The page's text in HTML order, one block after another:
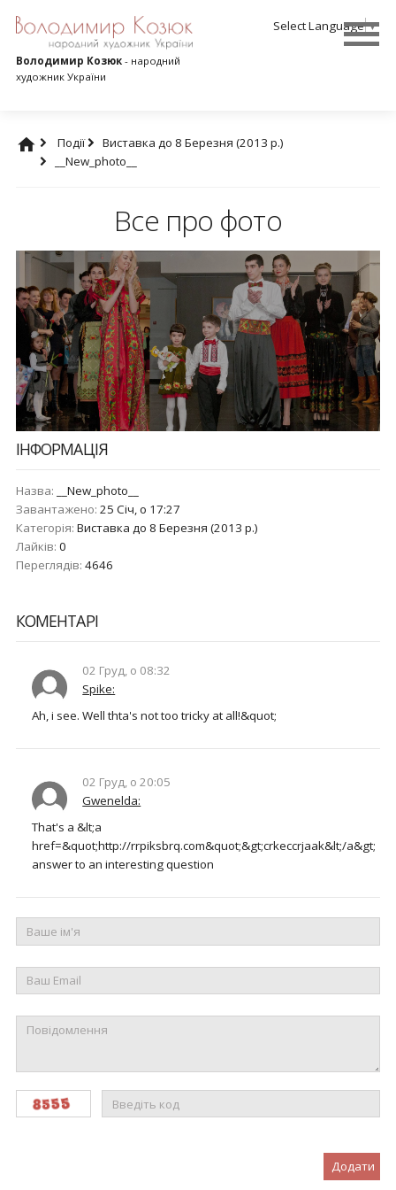
Select Language▼
Володимир Козюк- народний
художник України
Події
Виставка до 8 Березня (2013 р.)
__New_photo__
Все про фото
ІНФОРМАЦІЯ
Назва:
__New_photo__
Завантажено: 25 Січ, о 17:27
Категорія: Виставка до 8 Березня (2013 р.)
Лайків: 0
Переглядів: 4646
КОМЕНТАРІ
02 Груд, о 08:32
Spike:
Ah, i see. Well thta's not too tricky at all!&quot;
02 Груд, о 20:05
Gwenelda:
That's a &lt;a
href=&quot;http://rrpiksbrq.com&quot;&gt;crkeccrjaak&lt;/a&gt;
answer to an interesting question
Додати